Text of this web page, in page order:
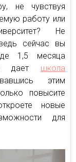
не чувствуя
работу или
Не
сейчас вы
1,5 месяца
дает школа
этим
повысите
новые
для